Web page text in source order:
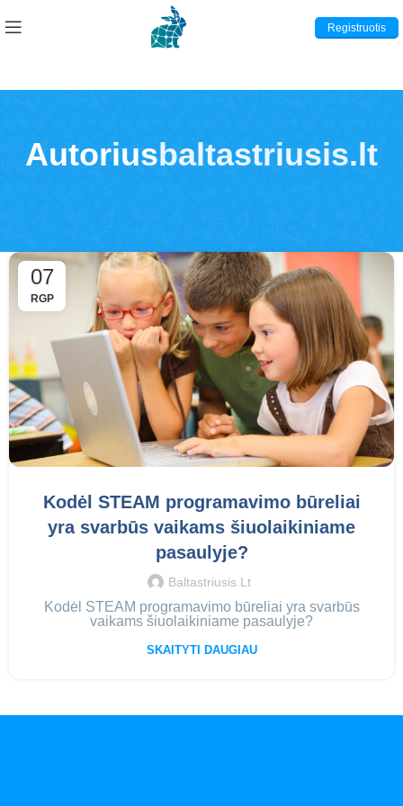
Registruotis
Autoriusbaltastriusis.lt
07
RGP
Kodėl STEAM programavimo būreliai
yra svarbūs vaikams šiuolaikiniame
pasaulyje?
Baltastriusis.lt
Kodėl STEAM programavimo būreliai yra svarbūs
vaikams šiuolaikiniame pasaulyje?
SKAITYTI DAUGIAU